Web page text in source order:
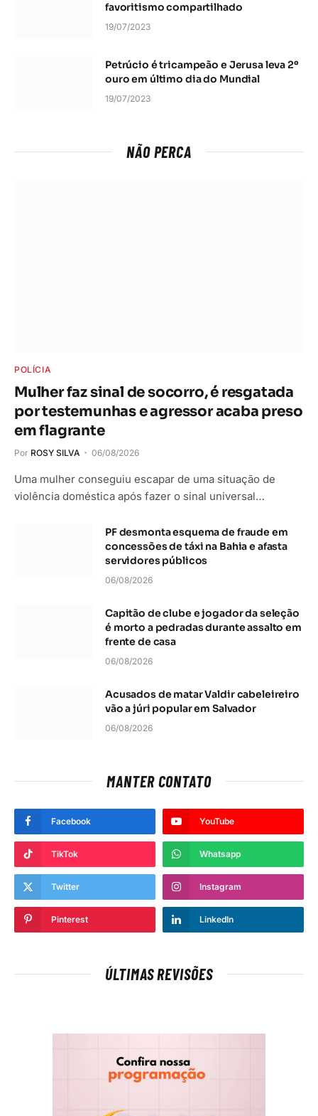
favoritismo compartilhado
19/07/2023
Petrúcio é tricampeão e Jerusa leva 2º
ouro em último dia do Mundial
19/07/2023
NÃO PERCA
POLÍCIA
Mulher faz sinal de socorro, é resgatada
por testemunhas e agressor acaba preso
em flagrante
Por ROSY SILVA 06/08/2026
Uma mulher conseguiu escapar de uma situação de
violência doméstica após fazer o sinal universal…
PF desmonta esquema de fraude em
concessões de táxi na Bahia e afasta
servidores públicos
06/08/2026
Capitão de clube e jogador da seleção
é morto a pedradas durante assalto em
frente de casa
06/08/2026
Acusados de matar Valdir cabeleireiro
vão a júri popular em Salvador
06/08/2026
MANTER CONTATO
Facebook YouTube
TikTok Whatsapp
Twitter Instagram
Pinterest LinkedIn
ÚLTIMAS REVISÕES